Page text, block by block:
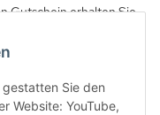
gestatten Sie den
Website: YouTube,
Gutschein erhalten Sie
Ihrer Email-Adresse.